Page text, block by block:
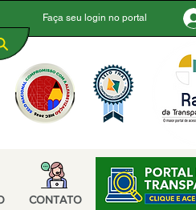
Faça seu login no portal
CONTATO